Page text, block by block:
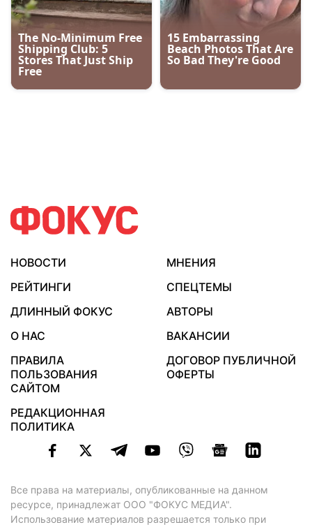
НОВОСТИ
МНЕНИЯ
РЕЙТИНГИ
СПЕЦТЕМЫ
ДЛИННЫЙ ФОКУС
АВТОРЫ
О НАС
ВАКАНСИИ
ПРАВИЛА
ПОЛЬЗОВАНИЯ
САЙТОМ
ДОГОВОР ПУБЛИЧНОЙ
ОФЕРТЫ
РЕДАКЦИОННАЯ
ПОЛИТИКА
Все права на материалы, опубликованные на данном
ресурсе, принадлежат ООО "ФОКУС МЕДИА".
Использование материалов разрешается только при